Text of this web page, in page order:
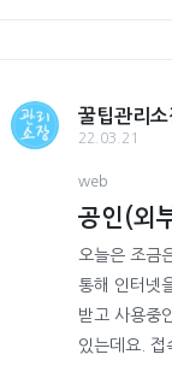
꿀팁관리소
22.03.21
web
공인(외
오늘은 조금
통해 인터넷
받고 사용중
있는데요. 접